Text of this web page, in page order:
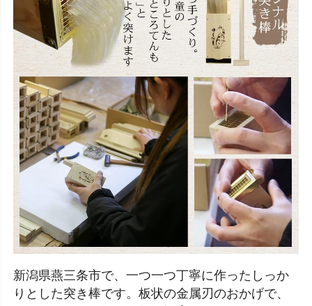
新潟県燕三条市で、一つ一つ丁寧に作ったしっか
りとした突き棒です。板状の金属刃のおかげで、